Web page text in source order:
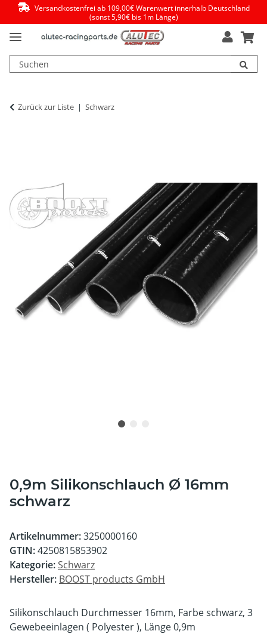
Versandkostenfrei ab 109,00€ Warenwert innerhalb Deutschland
(sonst 5,90€ bis 1m Länge)
Zurück zur Liste Schwarz
0,9m Silikonschlauch Ø 16mm
schwarz
Artikelnummer:3250000160
GTIN:4250815853902
Kategorie: Schwarz
Hersteller: BOOST products GmbH
Silikonschlauch Durchmesser 16mm, Farbe schwarz, 3
Gewebeeinlagen ( Polyester ), Länge 0,9m